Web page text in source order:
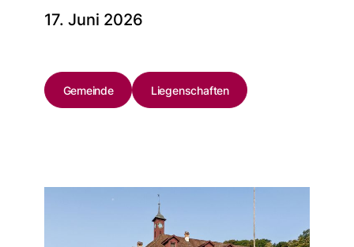
17. Juni 2026
Gemeinde Liegenschaften